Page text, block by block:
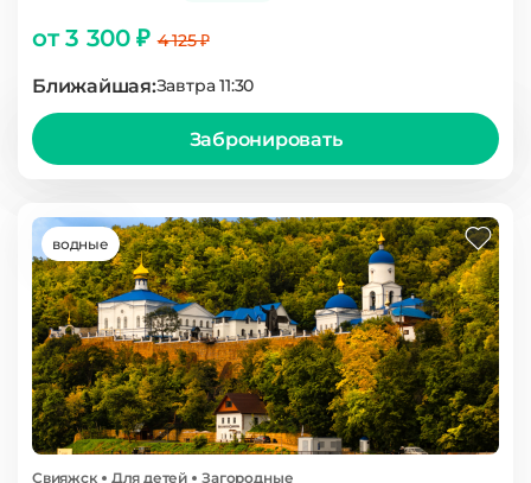
от 3 300 ₽4 125 ₽
Ближайшая:Завтра 11:30
Забронировать
водные
Свияжск Для детей Загородные